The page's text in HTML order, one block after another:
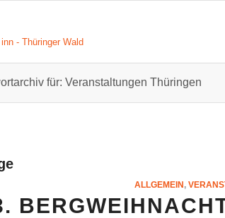
für: Veranstaltungen Thüringen
ALLGEMEIN,